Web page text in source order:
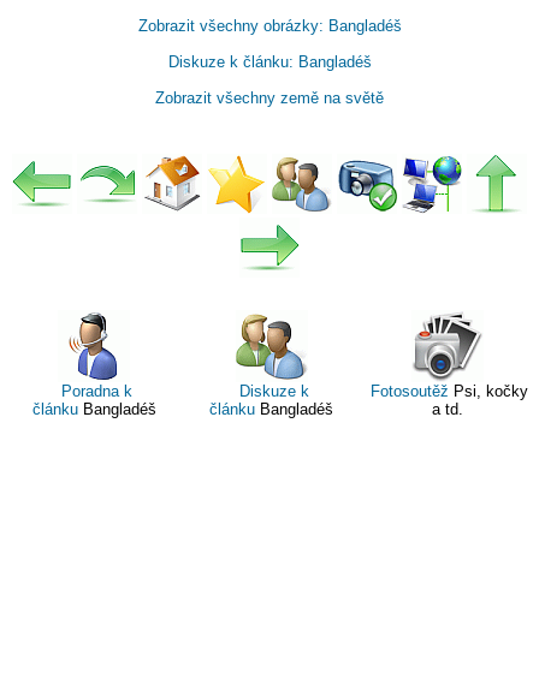
Zobrazit všechny obrázky: Bangladéš
Diskuze k článku: Bangladéš
Zobrazit všechny země na světě
Poradna k
článkuBangladéš
Diskuze k
článku Bangladéš
Fotosoutěž Psi, kočky
a td.